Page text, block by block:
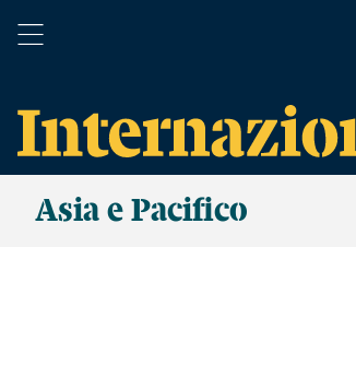
Asia e Pacifico